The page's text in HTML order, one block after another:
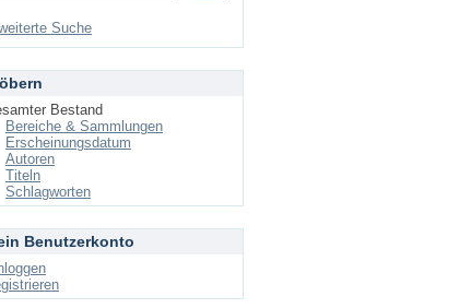
Suche
Bestand
Bereiche & Sammlungen
Erscheinungsdatum
Autoren
Titeln
Schlagworten
Benutzerkonto